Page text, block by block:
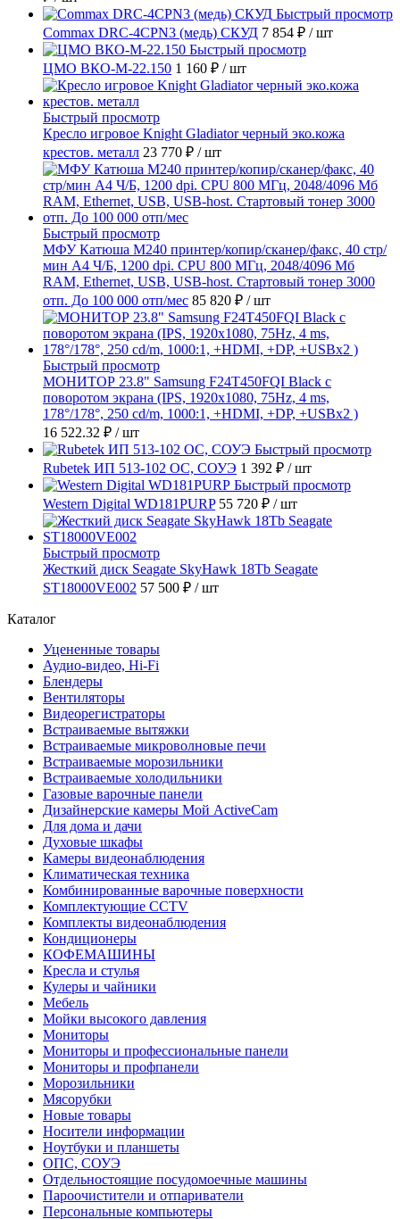
Быстрый просмотр
Commax DRC-4CPN3 (медь) СКУД 7 854 ₽ / шт
Быстрый просмотр
ЦМО ВКО-М-22.150 1 160 ₽ / шт
Быстрый просмотр
Кресло игровое Knight Gladiator черный эко.кожа
крестов. металл 23 770 ₽ / шт
Быстрый просмотр
МФУ Катюша M240 принтер/копир/сканер/факс, 40 стр/
мин А4 Ч/Б, 1200 dpi. CPU 800 МГц, 2048/4096 Мб
RAM, Ethernet, USB, USB-host. Стартовый тонер 3000
отп. До 100 000 отп/мес 85 820 ₽ / шт
Быстрый просмотр
МОНИТОР 23.8" Samsung F24T450FQI Black с
поворотом экрана (IPS, 1920x1080, 75Hz, 4 ms,
178°/178°, 250 cd/m, 1000:1, +HDMI, +DP, +USBx2 )
16 522.32 ₽ / шт
Быстрый просмотр
Rubetek ИП 513-102 ОС, СОУЭ 1 392 ₽ / шт
Быстрый просмотр
Western Digital WD181PURP 55 720 ₽ / шт
Быстрый просмотр
Жесткий диск Seagate SkyHawk 18Tb Seagate
ST18000VE002 57 500 ₽ / шт
Каталог
Уцененные товары
Аудио-видео, Hi-Fi
Блендеры
Вентиляторы
Видеорегистраторы
Встраиваемые вытяжки
Встраиваемые микроволновые печи
Встраиваемые морозильники
Встраиваемые холодильники
Газовые варочные панели
Дизайнерские камеры Мой ActiveCam
Для дома и дачи
Духовые шкафы
Камеры видеонаблюдения
Климатическая техника
Комбинированные варочные поверхности
Комплектующие CCTV
Комплекты видеонаблюдения
Кондиционеры
КОФЕМАШИНЫ
Кресла и стулья
Кулеры и чайники
Мебель
Мойки высокого давления
Мониторы
Мониторы и профессиональные панели
Мониторы и профпанели
Морозильники
Мясорубки
Новые товары
Носители информации
Ноутбуки и планшеты
ОПС, СОУЭ
Отдельностоящие посудомоечные машины
Пароочистители и отпариватели
Персональные компьютеры